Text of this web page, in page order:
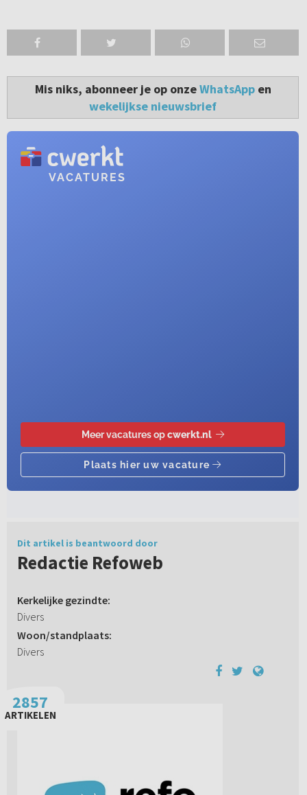
Mis niks, abonneer je op onzeWhatsAppen
wekelijkse nieuwsbrief
Dit artikel is beantwoord door
Redactie Refoweb
Kerkelijke gezindte:
Divers
Woon/standplaats:
Divers
2857
ARTIKELEN